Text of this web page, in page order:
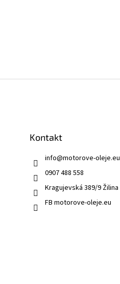
Kontakt
info@motorove-oleje.eu
0907 488 558
Kragujevská 389/9 Žilina
FB motorove-oleje.eu